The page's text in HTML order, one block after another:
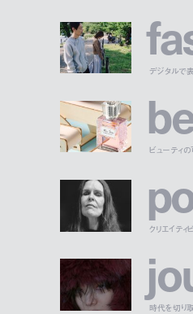
fa
デジタルで
b
ビューティ
p
クリエイティ
jo
時代を切り取